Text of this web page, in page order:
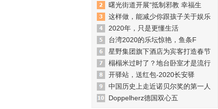
曙光街道开展“抵制邪教 幸福生
这样做，能减少你跟孩子关于娱乐
2020年，只是更懂生活
台湾2020的乐坛惊艳，鱼条F
星野集团旗下酒店为宾客打造春节
榻榻米过时了？地台卧室才是流行
开驿站，送红包-2020长安驿
中国历史上走近诺贝尔奖的第一人
Doppelherz德国双心五